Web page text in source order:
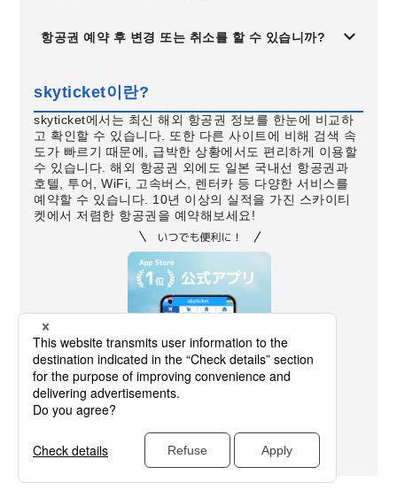
항공권 예약 후 변경 또는 취소를 할 수 있습니까?
skyticket이란?
skyticket에서는 최신 해외 항공권 정보를 한눈에 비교하
고 확인할 수 있습니다. 또한 다른 사이트에 비해 검색 속
도가 빠르기 때문에, 급박한 상황에서도 편리하게 이용할
수 있습니다. 해외 항공권 외에도 일본 국내선 항공권과
호텔, 투어, WiFi, 고속버스, 렌터카 등 다양한 서비스를
예약할 수 있습니다. 10년 이상의 실적을 가진 스카이티
켓에서 저렴한 항공권을 예약해보세요!